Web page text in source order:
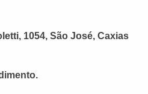
1054, São José, Caxias